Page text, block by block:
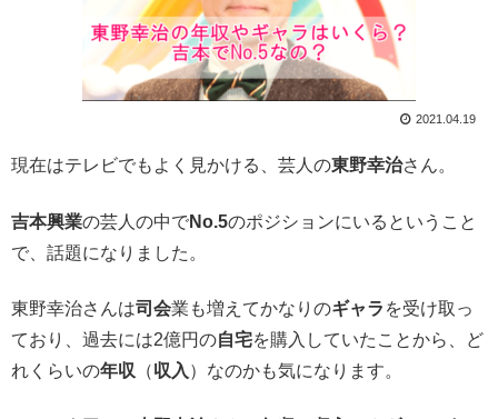
2021.04.19
現在はテレビでもよく見かける、芸人の東野幸治さん。
吉本興業の芸人の中でNo.5のポジションにいるということ
で、話題になりました。
東野幸治さんは司会業も増えてかなりのギャラ を受け取っ
ており、過去には2億円の自宅を購入していたことから、ど
れくらいの年収 （収入 ）なのかも気になります。